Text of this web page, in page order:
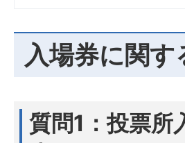
入場券に関す
質問1：投票所